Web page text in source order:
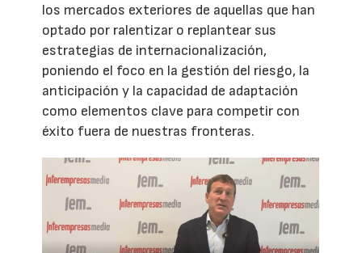
los mercados exteriores de aquellas que han
optado por ralentizar o replantear sus
estrategias de internacionalización,
poniendo el foco en la gestión del riesgo, la
anticipación y la capacidad de adaptación
como elementos clave para competir con
éxito fuera de nuestras fronteras.